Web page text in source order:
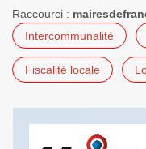
Raccourci :
Intercommunalité
Fiscalité locale